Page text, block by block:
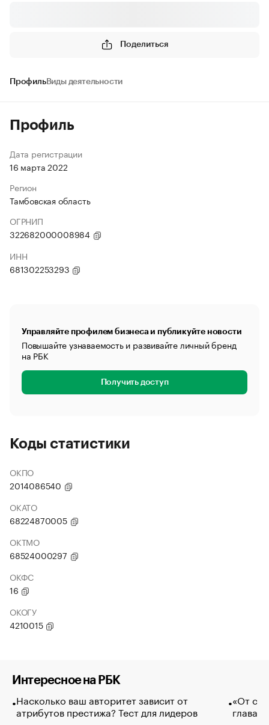
Поделиться
ПрофильВиды деятельности
Профиль
Дата регистрации
16 марта 2022
Регион
Тамбовская область
ОГРНИП
322682000008984
ИНН
681302253293
Управляйте профилем бизнеса и публикуйте новости
Повышайте узнаваемость и развивайте личный бренд
на РБК
Получить доступ
Коды статистики
ОКПО
2014086540
ОКАТО
68224870005
ОКТМО
68524000297
ОКФС
16
ОКОГУ
4210015
Интересное на РБК
Насколько ваш авторитет зависит от
атрибутов престижа? Тест для лидеров
«От
глава